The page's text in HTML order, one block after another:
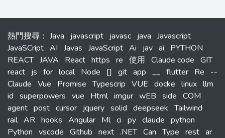
熱門搜尋 ： Java javascript javasc java Javascript
JavaSCript AI Javas JavaScript Ai jav ai
PYTHON
REACT JAVA React https re 使用 Claude code GIT
react js for local Node [] git app __ flutter Re
--
Claude Vue Promise Typescrip VUE docke linux llm
id superpowers vue Html imgur wEB side COM
agent post cursor jquery solid deepseek Tailwind
rail AR hooks Angular Ml ci py claude python
Python vscode Github next .NET Can Type rest ar